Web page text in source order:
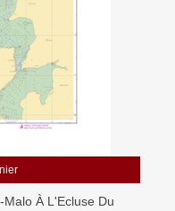
À L'Ecluse Du